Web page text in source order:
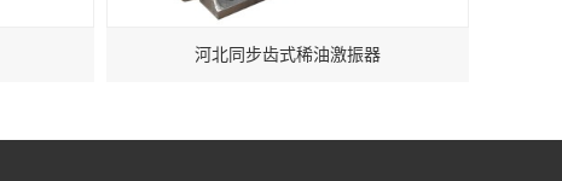
河北同步齿式稀油激振器